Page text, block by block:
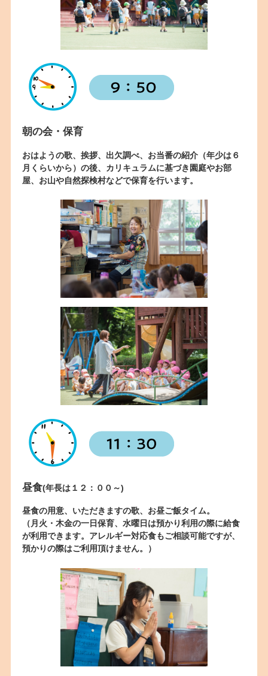
朝の会・保育
おはようの歌、挨拶、出欠調べ、お当番の紹介（年少は６
月くらいから）の後、カリキュラムに基づき園庭やお部
屋、お山や自然探検村などで保育を行います。
昼食(年長は１２：００～)
昼食の用意、いただきますの歌、お昼ご飯タイム。
（月火・木金の一日保育、水曜日は預かり利用の際に給食
が利用できます。アレルギー対応食もご相談可能ですが、
預かりの際はご利用頂けません。）